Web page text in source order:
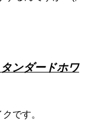
ンダードホワ
です。